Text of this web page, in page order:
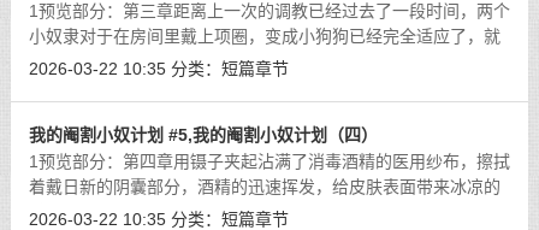
1预览部分：第三章距离上一次的调教已经过去了一段时间，两个
小奴隶对于在房间里戴上项圈，变成小狗狗已经完全适应了，就
连在我的别墅里也完全适应了什么都不穿的样子。戴日新脱下了
2026-03-22 10:35 分类： 短篇章节
我的阉割小奴计划 #5,我的阉割小奴计划（四）
1预览部分：第四章用镊子夹起沾满了消毒酒精的医用纱布，擦拭
着戴日新的阴囊部分，酒精的迅速挥发，给皮肤表面带来冰凉的
感觉，也让戴日新的身体发出微微的颤抖。蛋蛋紧张地往身体里
2026-03-22 10:35 分类： 短篇章节